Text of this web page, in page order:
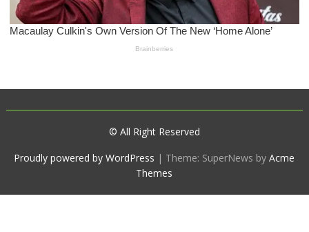
© All Right Reserved
Proudly powered by WordPress | Theme: SuperNews byAcme
Themes